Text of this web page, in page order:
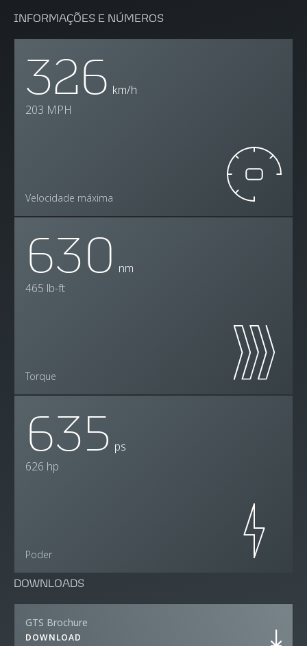
INFORMAÇÕES E NÚMEROS
326 km/h
203 MPH
Velocidade máxima
630 nm
465 lb-ft
Torque
635 ps
626 hp
Poder
DOWNLOADS
GTS Brochure
DOWNLOAD